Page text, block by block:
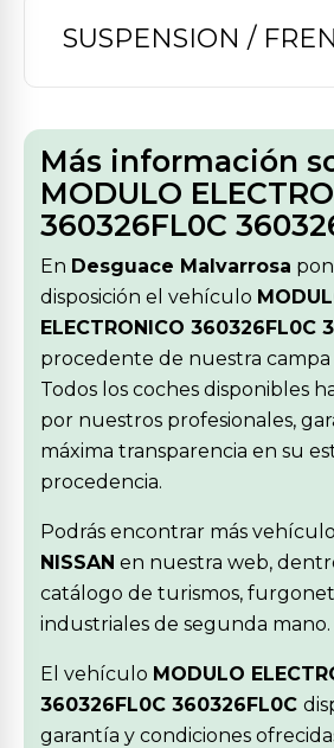
SUSPENSION /
Más información
MODULO
360326FL0C
En Desguace Malvarrosa
disposición el vehículo
ELECTRONICO 360326FL0C
procedente de nuestra
Todos los coches disponibles
por nuestros profesionales,
máxima transparencia en su
procedencia.
Podrás encontrar más
NISSAN en nuestra web,
catálogo de turismos,
industriales de segunda mano.
El vehículo MODULO
360326FL0C 360326FL0C
garantía y condiciones